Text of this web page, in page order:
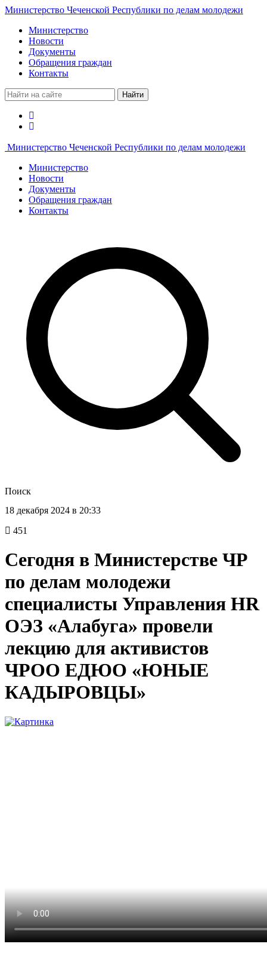
Министерство Чеченской Республики по делам молодежи
Министерство
Новости
Документы
Обращения граждан
Контакты
Найти
Министерство Чеченской Республики по делам молодежи
Министерство
Новости
Документы
Обращения граждан
Контакты
Поиск
18 декабря 2024 в 20:33
451
Сегодня в Министерстве ЧР
по делам молодежи
специалисты Управления HR
ОЭЗ «Алабуга» провели
лекцию для активистов
ЧРОО ЕДЮО «ЮНЫЕ
КАДЫРОВЦЫ»